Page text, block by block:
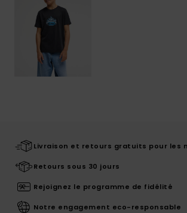
Livraison et retours gratuits pour les
Retours sous 30 jours
Rejoignez le programme de fidélité
Notre engagement eco-responsable